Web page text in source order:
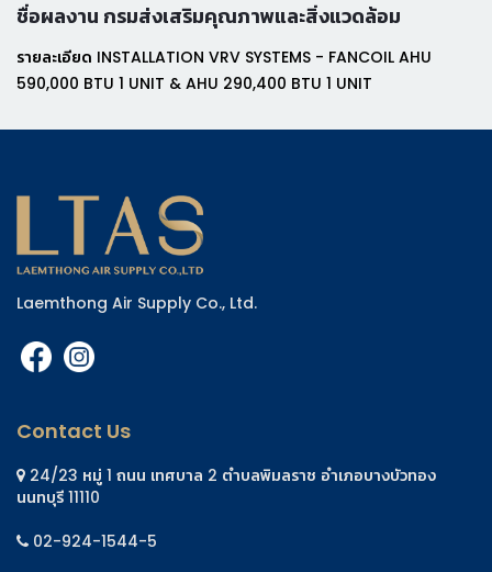
ชื่อผลงาน กรมส่งเสริมคุณภาพและสิ่งแวดล้อม
รายละเอียด INSTALLATION VRV SYSTEMS - FANCOIL AHU
590,000 BTU 1 UNIT & AHU 290,400 BTU 1 UNIT
Laemthong Air Supply Co., Ltd.
Contact Us
24/23 หมู่ 1 ถนน เทศบาล 2 ตำบลพิมลราช อำเภอบางบัวทอง
นนทบุรี 11110
02-924-1544-5